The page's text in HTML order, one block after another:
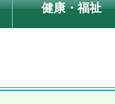
健康・福祉